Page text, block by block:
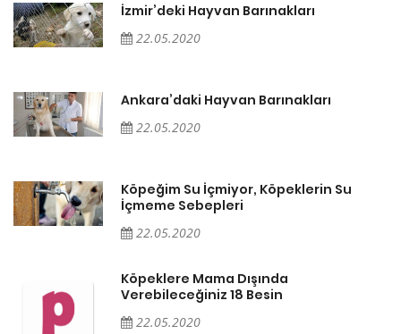
İzmir’deki Hayvan Barınakları
22.05.2020
Ankara’daki Hayvan Barınakları
22.05.2020
Köpeğim Su İçmiyor, Köpeklerin Su
İçmeme Sebepleri
22.05.2020
Köpeklere Mama Dışında
Verebileceğiniz 18 Besin
22.05.2020